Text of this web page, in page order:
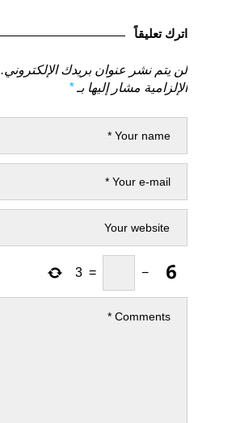
السابق
اترك تعليقاً
لن يتم نشر عنوان بريدك الإلكتروني.
الإلزامية مشار إليها بـ*
−
=
3